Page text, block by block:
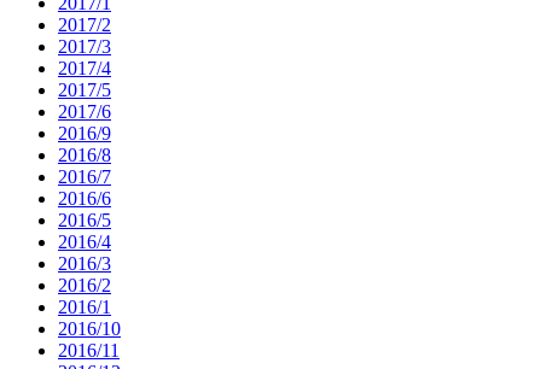
2017/2
2017/3
2017/4
2017/5
2017/6
2016/9
2016/8
2016/7
2016/6
2016/5
2016/4
2016/3
2016/2
2016/1
2016/10
2016/11